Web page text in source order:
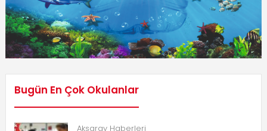
Bugün En Çok Okulanlar
Aksaray Haberleri